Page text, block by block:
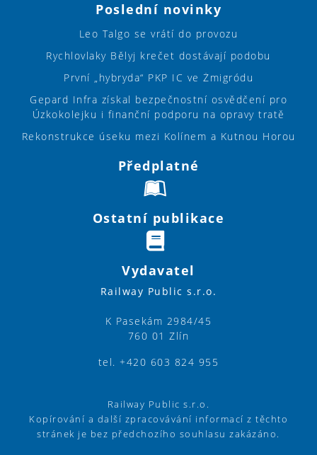
Poslední novinky
Leo Talgo se vrátí do provozu
Rychlovlaky Bělyj krečet dostávají podobu
První „hybryda“ PKP IC ve Żmigródu
Gepard Infra získal bezpečnostní osvědčení pro
Úzkokolejku i finanční podporu na opravy tratě
Rekonstrukce úseku mezi Kolínem a Kutnou Horou
Předplatné
Ostatní publikace
Vydavatel
Railway Public s.r.o.
K Pasekám 2984/45
760 01 Zlín
tel. +420 603 824 955
Railway Public s.r.o.
Kopírování a další zpracovávání informací z těchto
stránek je bez předchozího souhlasu zakázáno.